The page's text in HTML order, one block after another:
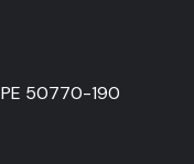
50770-190